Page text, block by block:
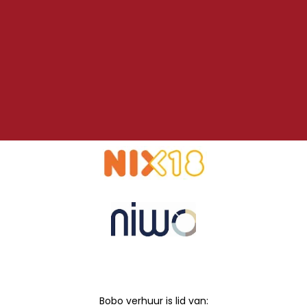
Bobo verhuur is lid van: